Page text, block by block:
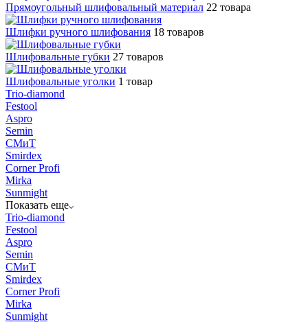
Прямоугольный шлифовальный материал 22 товара
Шлифки ручного шлифования 18 товаров
Шлифовальные губки 27 товаров
Шлифовальные уголки 1 товар
Trio-diamond
Festool
Aspro
Semin
СМиТ
Smirdex
Corner Profi
Mirka
Sunmight
Показать еще
Trio-diamond
Festool
Aspro
Semin
СМиТ
Smirdex
Corner Profi
Mirka
Sunmight